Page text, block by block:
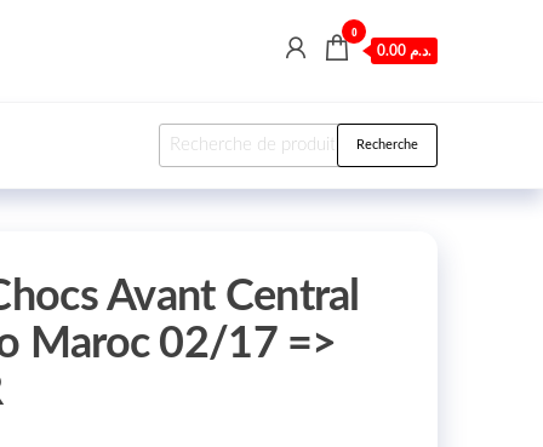
0
0.00 د.م.
Recherche pour : Recherche
Avant Central
Maroc 02/17 =>